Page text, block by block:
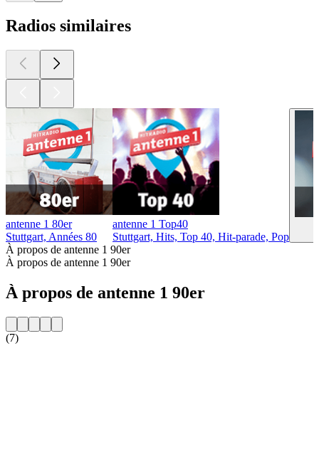
Radios similaires
antenne 1 80er
Stuttgart, Années 80
antenne 1 Top40
Stuttgart, Hits, Top 40, Hit-parade, Pop
À propos de antenne 1 90er
À propos de antenne 1 90er
À propos de antenne 1 90er
(7)